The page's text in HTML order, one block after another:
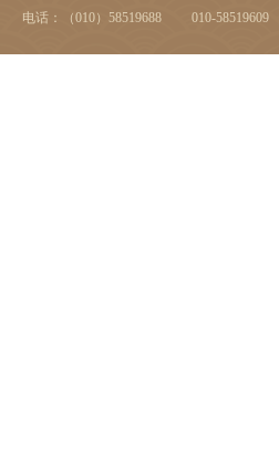
电话：（010）58519688 010-58519609